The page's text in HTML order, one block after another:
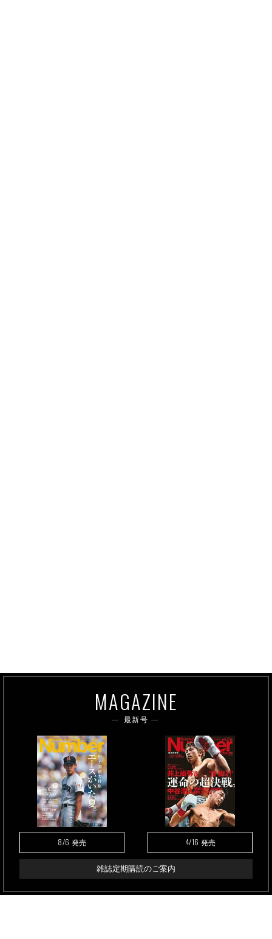
MAGAZINE
最新号
8/6 発売 4/16 発売
雑誌定期購読のご案内